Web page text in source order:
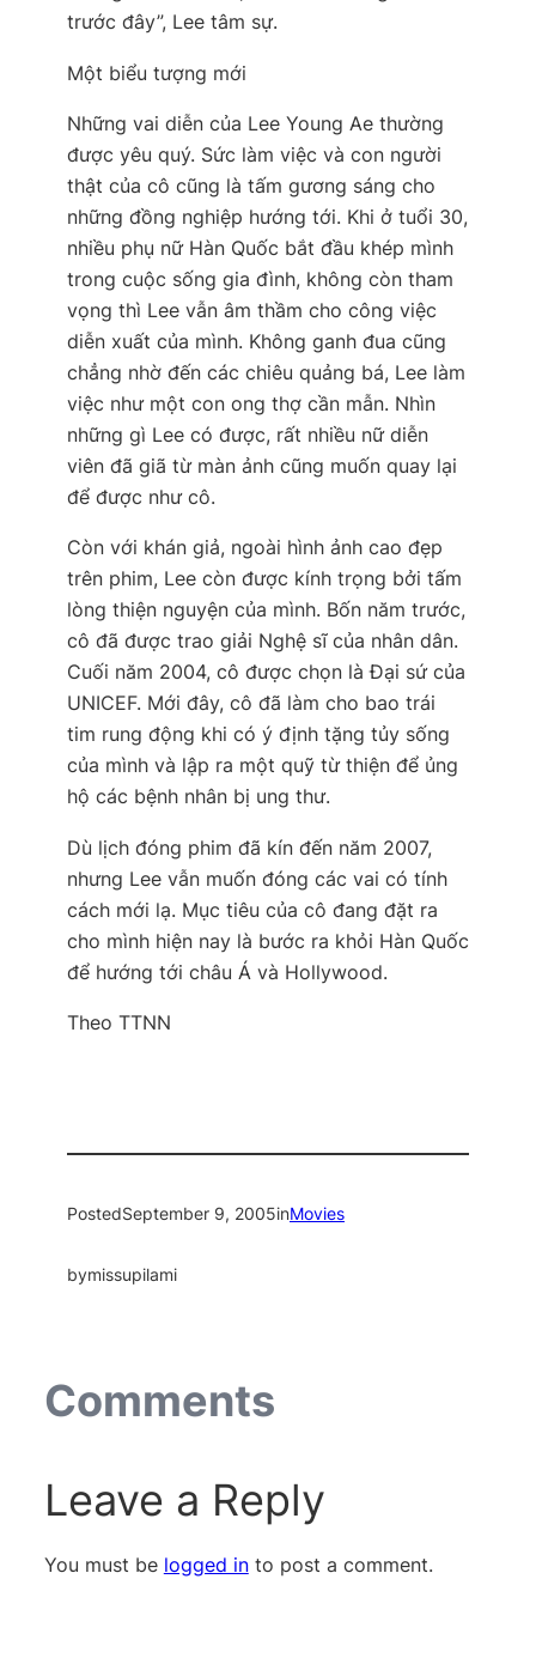
trước đây”, Lee tâm sự.
Một biểu tượng mới
Những vai diễn của Lee Young Ae thường
được yêu quý. Sức làm việc và con người
thật của cô cũng là tấm gương sáng cho
những đồng nghiệp hướng tới. Khi ở tuổi 30,
nhiều phụ nữ Hàn Quốc bắt đầu khép mình
trong cuộc sống gia đình, không còn tham
vọng thì Lee vẫn âm thầm cho công việc
diễn xuất của mình. Không ganh đua cũng
chẳng nhờ đến các chiêu quảng bá, Lee làm
việc như một con o­ng thợ cần mẫn. Nhìn
những gì Lee có được, rất nhiều nữ diễn
viên đã giã từ màn ảnh cũng muốn quay lại
để được như cô.
Còn với khán giả, ngoài hình ảnh cao đẹp
trên phim, Lee còn được kính trọng bởi tấm
lòng thiện nguyện của mình. Bốn năm trước,
cô đã được trao giải Nghệ sĩ của nhân dân.
Cuối năm 2004, cô được chọn là Đại sứ của
UNICEF. Mới đây, cô đã làm cho bao trái
tim rung động khi có ý định tặng tủy sống
của mình và lập ra một quỹ từ thiện để ủng
hộ các bệnh nhân bị ung thư.
Dù lịch đóng phim đã kín đến năm 2007,
nhưng Lee vẫn muốn đóng các vai có tính
cách mới lạ. Mục tiêu của cô đang đặt ra
cho mình hiện nay là bước ra khỏi Hàn Quốc
để hướng tới châu Á và Hollywood.
Theo TTNN
PostedSeptember 9, 2005inMovies
bymissupilami
Comments
Leave a Reply
You must be logged into post a comment.